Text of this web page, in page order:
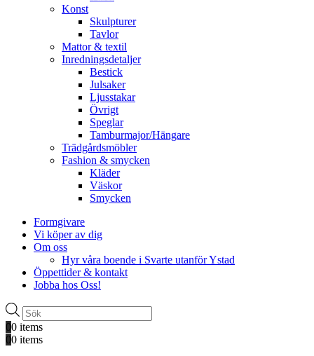
Konst
Skulpturer
Tavlor
Mattor & textil
Inredningsdetaljer
Bestick
Julsaker
Ljusstakar
Övrigt
Speglar
Tamburmajor/Hängare
Trädgårdsmöbler
Fashion & smycken
Kläder
Väskor
Smycken
Formgivare
Vi köper av dig
Om oss
Hyr våra boende i Svarte utanför Ystad
Öppettider & kontakt
Jobba hos Oss!
Produktsökning
00 items
00 items